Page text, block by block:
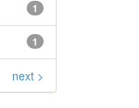
1
1
next >